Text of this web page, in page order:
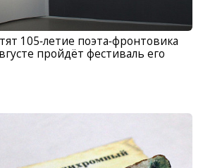
105‑летие поэта‑фронтовика
пройдёт фестиваль его